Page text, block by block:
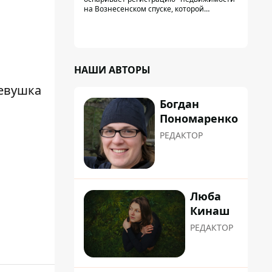
на Вознесенском спуске, которой
НАШИ АВТОРЫ
Богдан
Пономаренко
РЕДАКТОР
Люба
Кинаш
РЕДАКТОР